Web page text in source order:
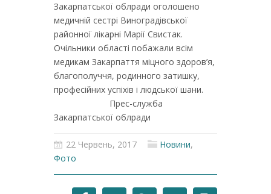
Закарпатської облради оголошено
медичній сестрі Виноградівської
районної лікарні Марії Свистак.
Очільники області побажали всім
медикам Закарпаття міцного здоров’я,
благополуччя, родинного затишку,
професійних успіхів і людської шани.
Прес-служба
Закарпатської облради
22 Червень, 2017 Новини,
Фото